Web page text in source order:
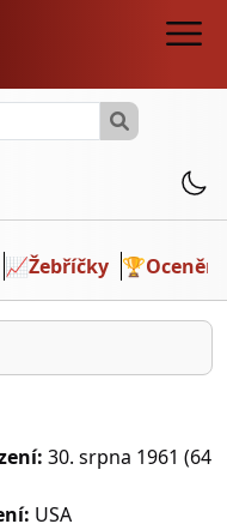
📈Žebříčky 🏆Ocenění
30. srpna 1961 (64
USA